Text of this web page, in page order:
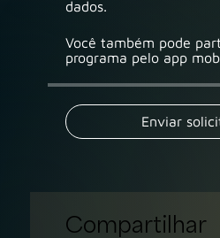
Você também pode
programa pelo app
Enviar
Compartilhar